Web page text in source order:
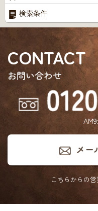
検索条件
CONTACT
お問い合わせ
メー
こちらからの